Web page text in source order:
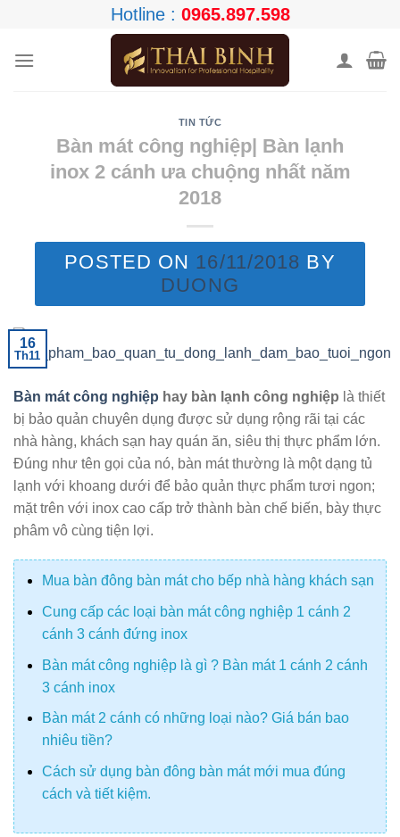
content
Hotline : 0965.897.598
TIN TỨC
Bàn mát công nghiệp| Bàn lạnh
inox 2 cánh ưa chuộng nhất năm
2018
POSTED ON 16/11/2018 BY
DUONG
16
Th11
Bàn mát công nghiệp hay bàn lạnh công nghiệp là thiết
bị bảo quản chuyên dụng được sử dụng rộng rãi tại các
nhà hàng, khách sạn hay quán ăn, siêu thị thực phẩm lớn.
Đúng như tên gọi của nó, bàn mát thường là một dạng tủ
lạnh với khoang dưới để bảo quản thực phẩm tươi ngon;
mặt trên với inox cao cấp trở thành bàn chế biến, bày thực
phâm vô cùng tiện lợi.
Mua bàn đông bàn mát cho bếp nhà hàng khách sạn
Cung cấp các loại bàn mát công nghiệp 1 cánh 2
cánh 3 cánh đứng inox
Bàn mát công nghiệp là gì ? Bàn mát 1 cánh 2 cánh
3 cánh inox
Bàn mát 2 cánh có những loại nào? Giá bán bao
nhiêu tiền?
Cách sử dụng bàn đông bàn mát mới mua đúng
cách và tiết kiệm.